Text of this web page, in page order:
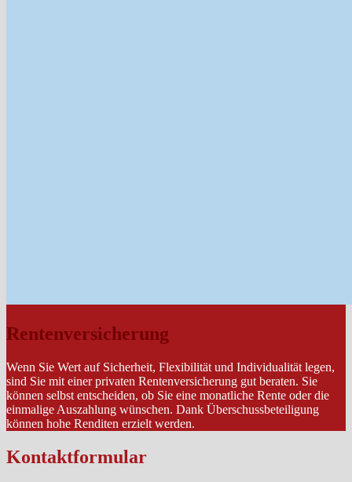
Rentenversicherung
Wenn Sie Wert auf Sicherheit, Flexibilität und Individualität legen,
sind Sie mit einer privaten Rentenversicherung gut beraten. Sie
können selbst entscheiden, ob Sie eine monatliche Rente oder die
einmalige Auszahlung wünschen. Dank Überschussbeteiligung
können hohe Renditen erzielt werden.
Kontaktformular